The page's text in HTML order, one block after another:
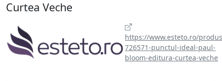
Curtea Veche
https://www.esteto.ro/
726571-punctul-ideal-paul-
bloom-editura-curtea-veche